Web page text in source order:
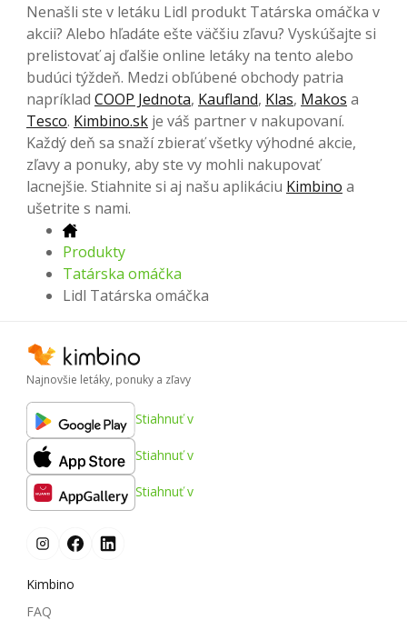
Nenašli ste v letáku Lidl produkt Tatárska omáčka v
akcii? Alebo hľadáte ešte väčšiu zľavu? Vyskúšajte si
prelistovať aj ďalšie online letáky na tento alebo
budúci týždeň. Medzi obľúbené obchody patria
napríklad COOP Jednota, Kaufland, Klas, Makos a
Tesco. Kimbino.sk je váš partner v nakupovaní.
Každý deň sa snaží zbierať všetky výhodné akcie,
zľavy a ponuky, aby ste vy mohli nakupovať
lacnejšie. Stiahnite si aj našu aplikáciu Kimbino a
ušetrite s nami.
Produkty
Tatárska omáčka
Lidl Tatárska omáčka
Najnovšie letáky, ponuky a zľavy
Stiahnuť v
Stiahnuť v
Stiahnuť v
Kimbino
FAQ